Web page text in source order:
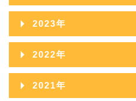
2026年06月
2026年05月
2026年04月
2026年03月
2025年11月
2025年10月
2025年09月
2025年08月
2024年12月
2024年11月
2024年10月
2024年09月
2023年
2023年12月
2023年11月
2023年10月
2022年
2022年12月
2021年